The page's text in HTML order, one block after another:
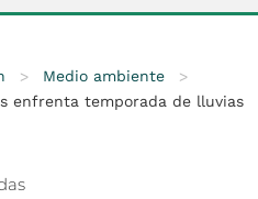
> Medio ambiente
>
enfrenta temporada de lluvias